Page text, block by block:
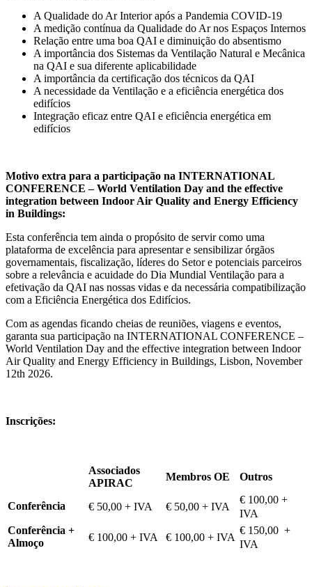
A Qualidade do Ar Interior após a Pandemia COVID-19
A medição contínua da Qualidade do Ar nos Espaços Internos
Relação entre uma boa QAI e diminuição do absentismo
A importância dos Sistemas da Ventilação Natural e Mecânica
na QAI e sua diferente aplicabilidade
A importância da certificação dos técnicos da QAI
A necessidade da Ventilação e a eficiência energética dos
edifícios
Integração eficaz entre QAI e eficiência energética em
edifícios
Motivo extra para a participação na INTERNATIONAL
CONFERENCE – World Ventilation Day and the effective
integration between Indoor Air Quality and Energy Efficiency
in Buildings:
Esta conferência tem ainda o propósito de servir como uma
plataforma de excelência para apresentar e sensibilizar órgãos
governamentais, fiscalização, líderes do Setor e potenciais parceiros
sobre a relevância e acuidade do Dia Mundial Ventilação para a
efetivação da QAI nas nossas vidas e da necessária compatibilização
com a Eficiência Energética dos Edifícios.
Com as agendas ficando cheias de reuniões, viagens e eventos,
garanta sua participação na INTERNATIONAL CONFERENCE –
World Ventilation Day and the effective integration between Indoor
Air Quality and Energy Efficiency in Buildings, Lisbon, November
12th 2026.
Inscrições:
Associados
APIRAC
Membros OE Outros
Conferência € 50,00 + IVA € 50,00 + IVA
€ 100,00 +
IVA
Conferência +
Almoço
€ 100,00 + IVA € 100,00 + IVA
€ 150,00 +
IVA